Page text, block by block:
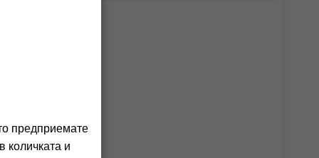
предприемате
количката и